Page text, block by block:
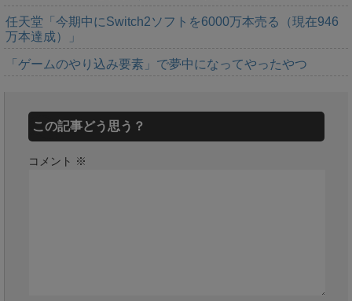
任天堂「今期中にSwitch2ソフトを6000万本売る（現在946
万本達成）」
「ゲームのやり込み要素」で夢中になってやったやつ
この記事どう思う？
コメント ※